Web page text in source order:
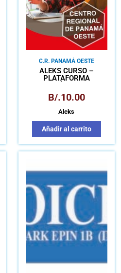
C.R. PANAMÁ OESTE
ALEKS CURSO –
PLATAFORMA
APRENDIZAJE
AUTÓNOMO
B/.10.00
Aleks
Añadir al carrito